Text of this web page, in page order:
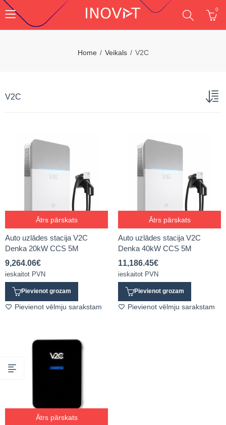
0
Home Veikals V2C
V2C
Ātrs pārskats
Auto uzlādes stacija V2C
Denka 20kW CCS 5M
9,264.06€
ieskaitot PVN
Pievienot grozam
Pievienot vēlmju sarakstam
Ātrs pārskats
Auto uzlādes stacija V2C
Denka 40kW CCS 5M
11,186.45€
ieskaitot PVN
Pievienot grozam
Pievienot vēlmju sarakstam
Ātrs pārskats